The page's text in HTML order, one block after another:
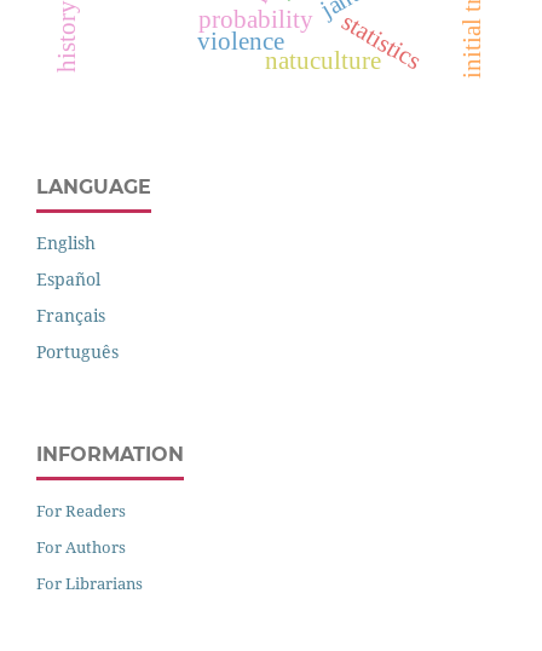
statistics
probability
natuculture
violence
LANGUAGE
English
Español
Français
Português
INFORMATION
For Readers
For Authors
For Librarians